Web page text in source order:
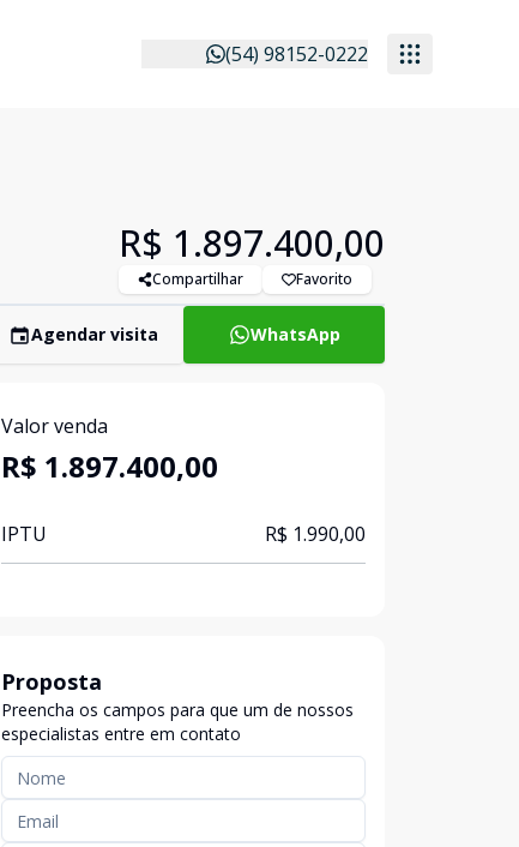
(54) 98152-0222
R$ 1.897.400,00
Compartilhar Favorito
Agendar visita WhatsApp
Valor venda
R$ 1.897.400,00
IPTU R$ 1.990,00
Proposta
Preencha os campos para que um de nossos
especialistas entre em contato